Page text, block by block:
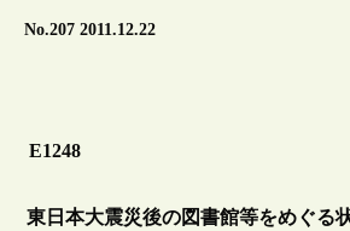
No.207 2011.12.22
E1248
東日本大震災後の図書館等をめぐる